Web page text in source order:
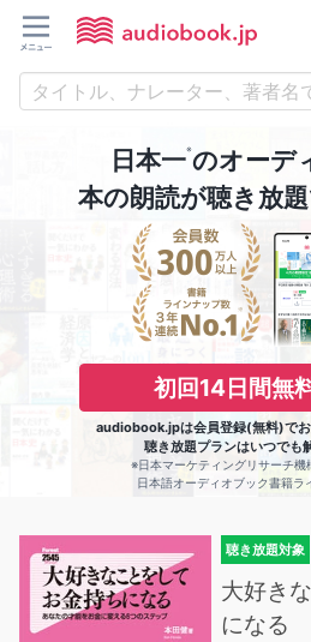
日本一※のオーデ
本の朗読が聴き放
初回14日間無
audiobook.jpは会員登録(無料)でお
聴き放題プランはいつでも
※日本マーケティングリサーチ機
日本語オーディオブック書籍ラ
聴き放題対象
大好き
になる